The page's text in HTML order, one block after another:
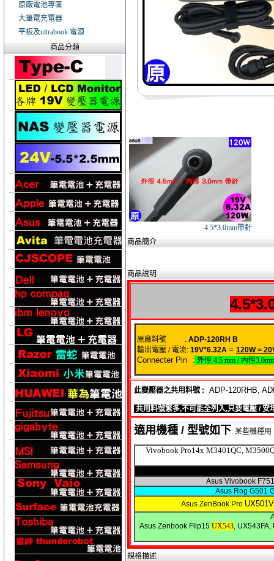
原廠電池專區
大筆電充電器
平板及ultrabook 電源
商品分類
4.5*3.0mm帶針
商品簡介
商品說明
原廠料號 : ADP-120RH B
輸出電壓 / 電流: 19V*6.32A = 120W =
Connecter Pin : 外徑 4.5 mm / 內徑
此變壓器之共用料號 : ADP-120RHB,
共用料號繁多,不可能全列入,只要電壓 /
適用機種 / 型號如下: 某些機種
Vivobook Pro14x M3401QC,
Asus Vivobook
Asus Rog G501
Asus ZenBook Pro
Asus Zenbook Flip15 UX543, UX543FA,
規格描述